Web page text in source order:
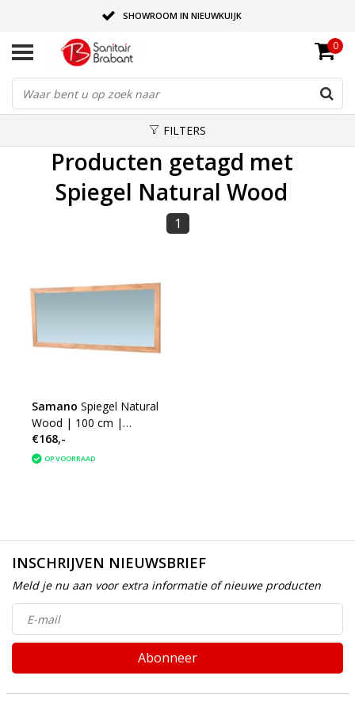
SHOWROOM IN NIEUWKUIJK
BEZORGING OP AFSPRAAK
LEVERING EN REALISATIE ONDER EEN DAK!
0
FILTERS
Producten getagd met
Spiegel Natural Wood
1
Samano Spiegel Natural
Wood | 100 cm |
eikenhout | zonder
verlichting
€168,-
OP VOORRAAD
INSCHRIJVEN NIEUWSBRIEF
Meld je nu aan voor extra informatie of nieuwe producten
Abonneer